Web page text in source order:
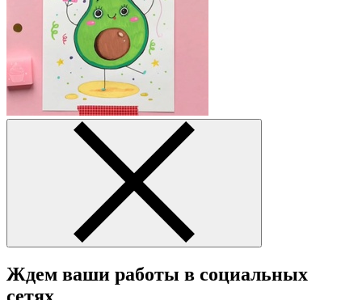
Ждем ваши работы в социальных
сетях